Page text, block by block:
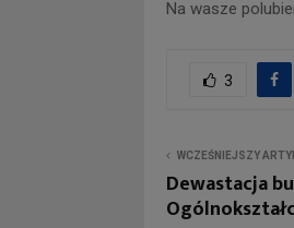
Na wasze
3
WCZEŚNIEJSZY
Dewastacja